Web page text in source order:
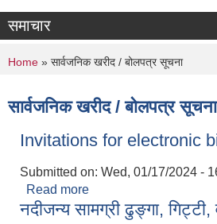
समाचार
You are here
Home » सार्वजनिक खरीद / बोलपत्र सूचना
सार्वजनिक खरीद / बोलपत्र सूचना
Invitations for electronic
Submitted on: Wed, 01/17/2024 -
Read more
नदीजन्य सामग्री ढुङ्गा,